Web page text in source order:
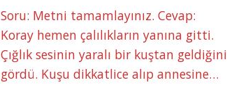
Soru: Metni tamamlayınız. Cevap:
Koray hemen çalılıkların yanına gitti.
Çığlık sesinin yaralı bir kuştan geldiğini
gördü. Kuşu dikkatlice alıp annesine…